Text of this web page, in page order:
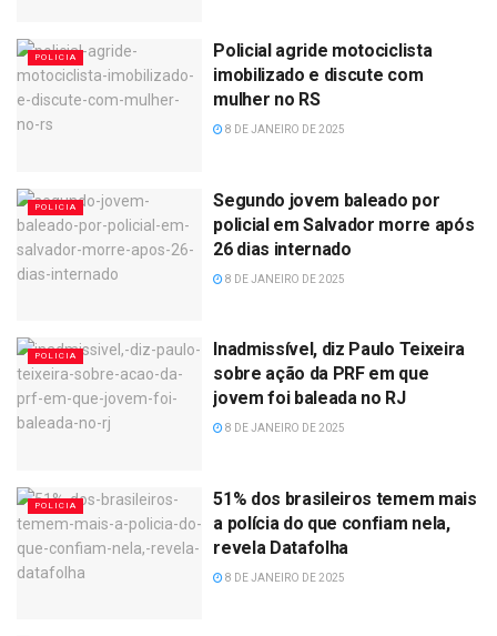
POLICIA
Policial agride motociclista
imobilizado e discute com
mulher no RS
8 DE JANEIRO DE 2025
POLICIA
Segundo jovem baleado por
policial em Salvador morre após
26 dias internado
8 DE JANEIRO DE 2025
POLICIA
Inadmissível, diz Paulo Teixeira
sobre ação da PRF em que
jovem foi baleada no RJ
8 DE JANEIRO DE 2025
POLICIA
51% dos brasileiros temem mais
a polícia do que confiam nela,
revela Datafolha
8 DE JANEIRO DE 2025